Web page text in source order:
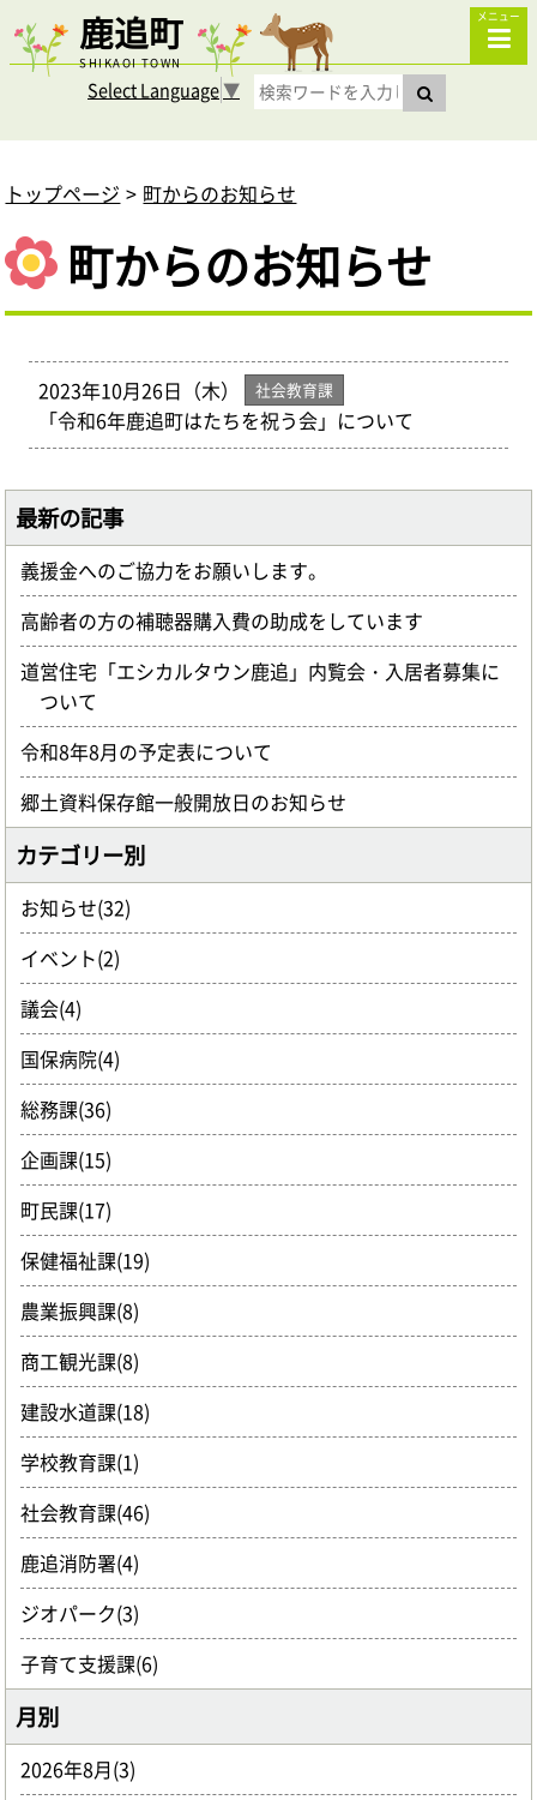
鹿追町
SHIKAOI TOWN
メニュー
Select Language▼
トップページ 町からのお知らせ
町からのお知らせ
2023年10月26日（木） 社会教育課
「令和6年鹿追町はたちを祝う会」について
最新の記事
義援金へのご協力をお願いします。
高齢者の方の補聴器購入費の助成をしています
道営住宅「エシカルタウン鹿追」内覧会・入居者募集に
ついて
令和8年8月の予定表について
郷土資料保存館一般開放日のお知らせ
カテゴリー別
お知らせ(32)
イベント(2)
議会(4)
国保病院(4)
総務課(36)
企画課(15)
町民課(17)
保健福祉課(19)
農業振興課(8)
商工観光課(8)
建設水道課(18)
学校教育課(1)
社会教育課(46)
鹿追消防署(4)
ジオパーク(3)
子育て支援課(6)
月別
2026年8月(3)